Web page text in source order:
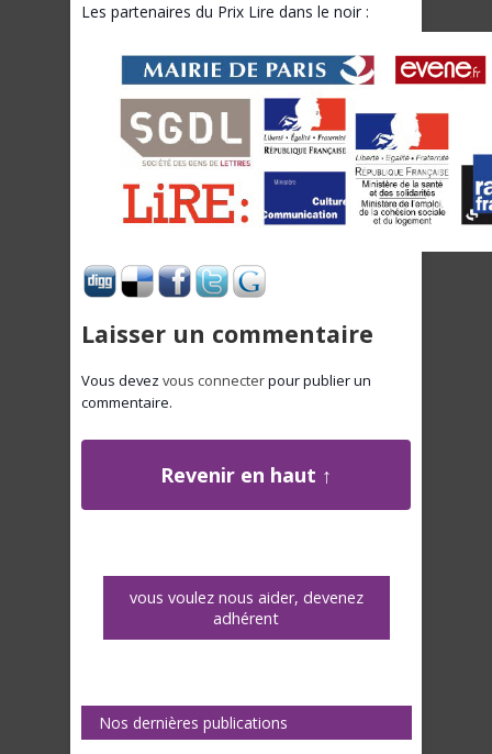
Les partenaires du Prix Lire dans le noir :
Laisser un commentaire
Vous devez vous connecterpour publier un
commentaire.
Revenir en haut ↑
vous voulez nous aider, devenez
adhérent
Nos dernières publications